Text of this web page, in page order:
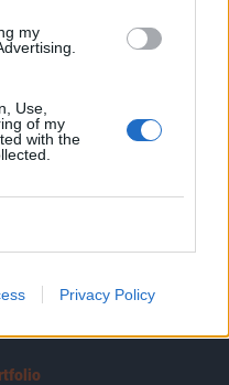
my
Use,
of my
with the
Privacy Policy
napon belüli